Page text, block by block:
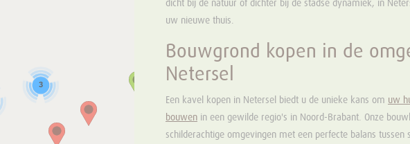
3
dicht bij de natuur of dichter bij de stadse dynamiek, in
uw nieuwe thuis.
Bouwgrond kopen in de
Netersel
Een kavel kopen in Netersel biedt u de unieke kans om uw
bouwen in een gewilde regio's in Noord-Brabant. Onze
schilderachtige omgevingen met een perfecte balans